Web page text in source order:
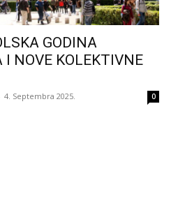
GODINA
I NOVE KOLEKTIVNE
4. Septembra 2025. 0